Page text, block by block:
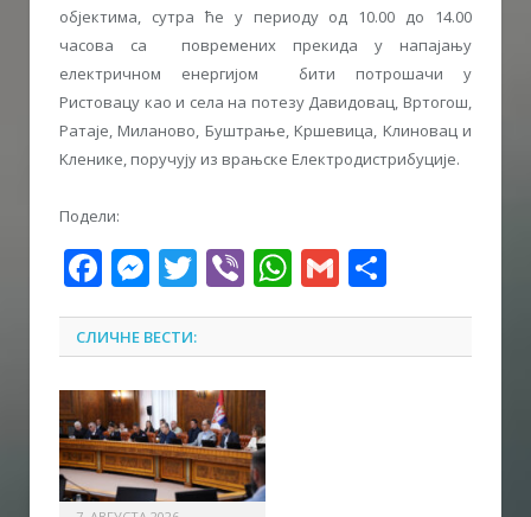
објектима, сутра ће у периоду од 10.00 до 14.00
часова са повремених прекида у напајању
електричном енергијом бити потрошачи у
Ристовацу као и села на потезу Давидовац, Вртогош,
Ратаје, Миланово, Буштрање, Kршевица, Kлиновац и
Kленике, поручују из врањске Електродистрибуције.
Подели:
Facebook
Messenger
Twitter
ViberWhatsApp
Gmail
СЛИЧНЕ ВЕСТИ: